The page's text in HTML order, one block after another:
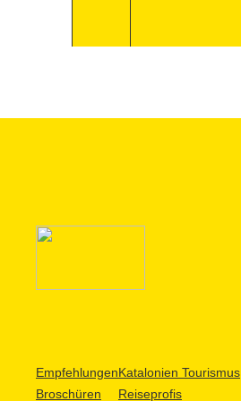
Empfehlungen
Broschüren
Katalonien Tourismus
Reiseprofis